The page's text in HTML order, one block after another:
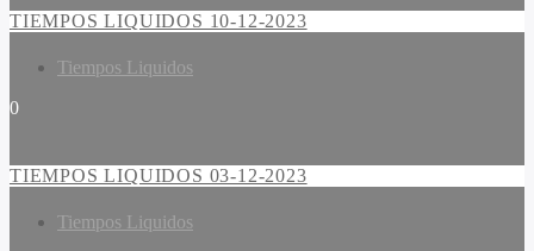
TIEMPOS LIQUIDOS 10-12-2023
Tiempos Liquidos
0
TIEMPOS LIQUIDOS 03-12-2023
Tiempos Liquidos